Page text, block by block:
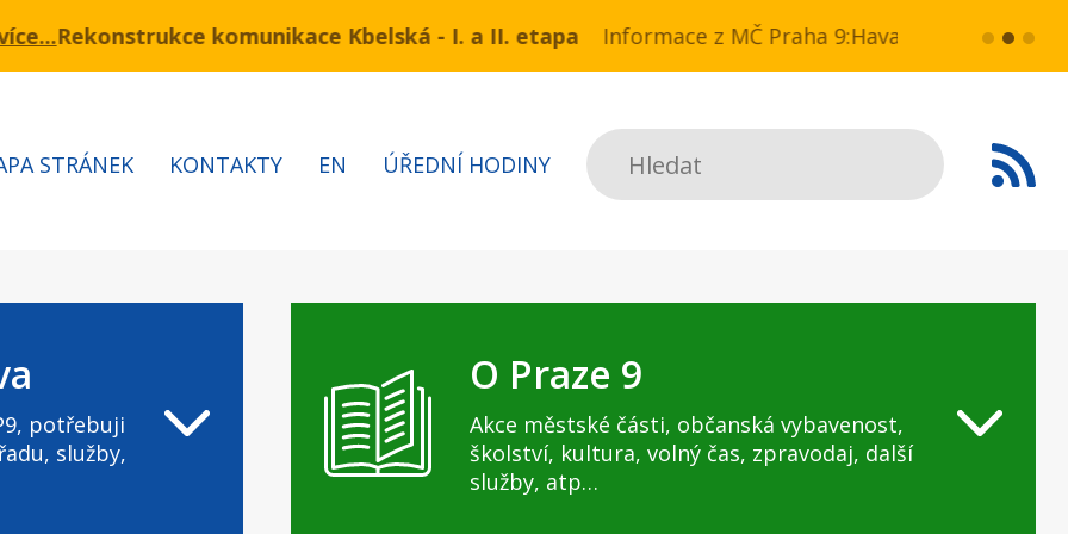
3.7 – 7.8.2026 bude probíhat obnova kabelů VN a NN v ul. Drahobejlova,
komunikace Kbelská - I. a II. etapa Informace z MČ Praha 9:Havarijní stav ulice Kbelská (úsek
více...
Hledat
STRÁNEK KONTAKTY EN ÚŘEDNÍ HODINY
potřebuji
služby,
O Praze 9
Akce městské části, občanská vybavenost,
školství, kultura, volný čas, zpravodaj, další
služby, atp…